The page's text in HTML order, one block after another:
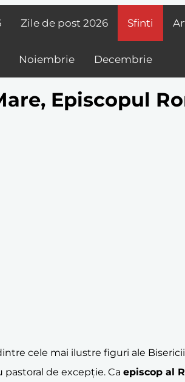
Zile de post 2026 Sfinti
Noiembrie Decembrie
Episcopul
cele mai ilustre figuri ale
de excepție. Ca episcop al